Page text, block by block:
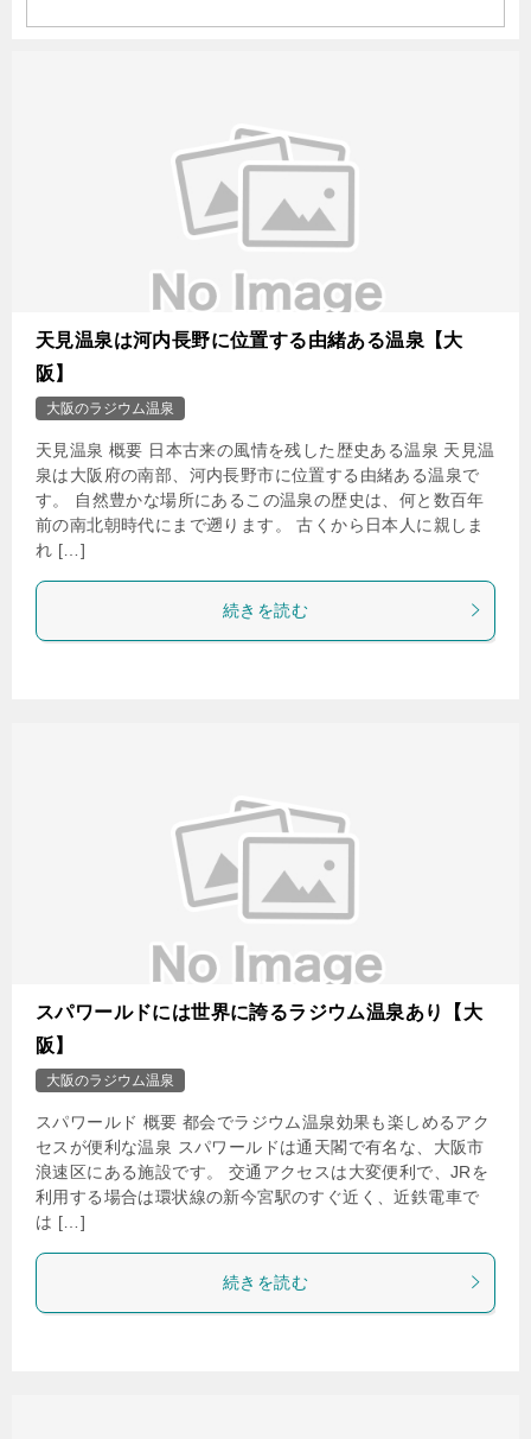
天見温泉は河内長野に位置する由緒ある温泉【大
阪】
大阪のラジウム温泉
天見温泉 概要 日本古来の風情を残した歴史ある温泉 天見温
泉は大阪府の南部、河内長野市に位置する由緒ある温泉で
す。 自然豊かな場所にあるこの温泉の歴史は、何と数百年
前の南北朝時代にまで遡ります。 古くから日本人に親しま
れ […]
続きを読む
スパワールドには世界に誇るラジウム温泉あり【大
阪】
大阪のラジウム温泉
スパワールド 概要 都会でラジウム温泉効果も楽しめるアク
セスが便利な温泉 スパワールドは通天閣で有名な、大阪市
浪速区にある施設です。 交通アクセスは大変便利で、JRを
利用する場合は環状線の新今宮駅のすぐ近く、近鉄電車で
は […]
続きを読む